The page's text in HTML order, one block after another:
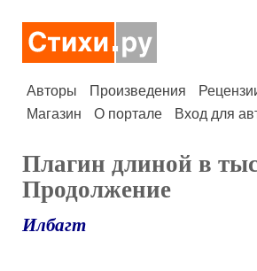
Авторы Произведения
Магазин
О портале Вход для
Плагин длиной в
Продолжение
Илбагт